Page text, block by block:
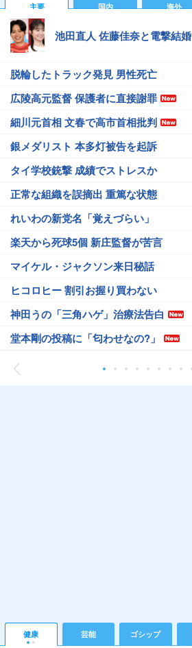
主要 国内 海外
池田直人 佐藤佳奈と電撃結婚
脱輪したトラック発見 男性死亡
広陵高元監督 保護者に直接謝罪
細川元首相 文春で高市首相批判
銀メダリスト 本多灯被告を起訴
タイ学校銃撃 成績でストレスか
正常な組織を誤摘出 重篤な状態
れいわの新党名「覚えづらい」
楽天から死球5個 新庄監督が苦言
マイケル・ジャクソン来日秘話
ヒコロヒー 割引お握り買わない
神田うの「三角ハゲ」治療法告白
堂本剛の投稿に「匂わせなの?」
健康 芸能 ゴシップ